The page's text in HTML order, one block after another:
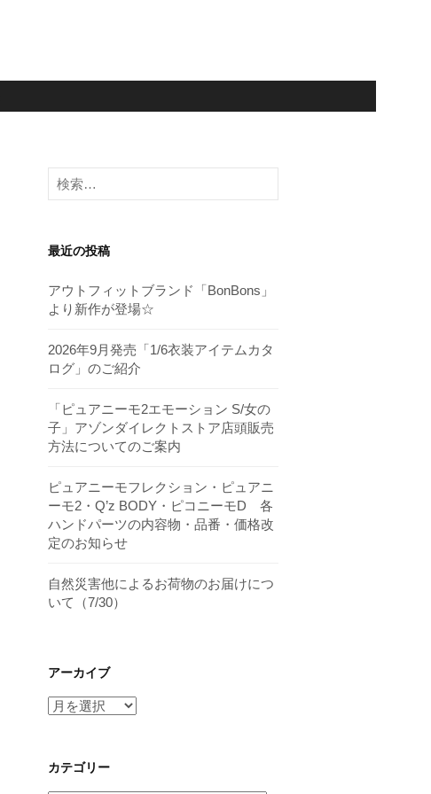
検
索:
最近の投稿
アウトフィットブランド「BonBons」
より新作が登場☆
2026年9月発売「1/6衣装アイテムカタ
ログ」のご紹介
「ピュアニーモ2エモーション S/女の
子」アゾンダイレクトストア店頭販売
方法についてのご案内
ピュアニーモフレクション・ピュアニ
ーモ2・Q’z BODY・ピコニーモD 各
ハンドパーツの内容物・品番・価格改
定のお知らせ
自然災害他によるお荷物のお届けにつ
いて（7/30）
アーカイブ
ア
イ
ブ
カテゴリー